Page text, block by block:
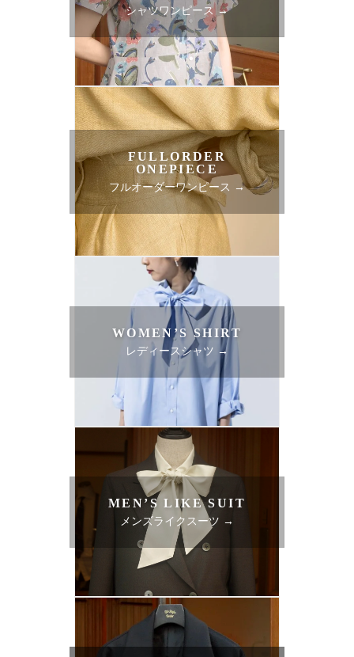
シャツワンピース →
FULLORDER
ONEPIECE
フルオーダーワンピース →
WOMEN’S SHIRT
レディースシャツ →
MEN’S LIKE SUIT
メンズライクスーツ →